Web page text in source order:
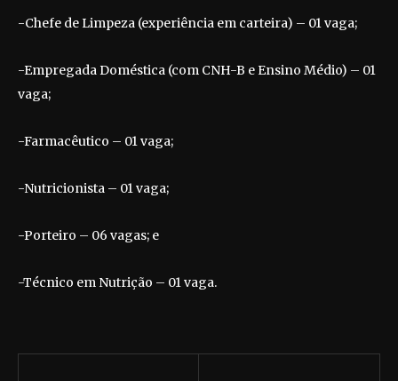
-Chefe de Limpeza (experiência em carteira) – 01 vaga;
-Empregada Doméstica (com CNH-B e Ensino Médio) – 01
vaga;
-Farmacêutico – 01 vaga;
-Nutricionista – 01 vaga;
-Porteiro – 06 vagas; e
-Técnico em Nutrição – 01 vaga.